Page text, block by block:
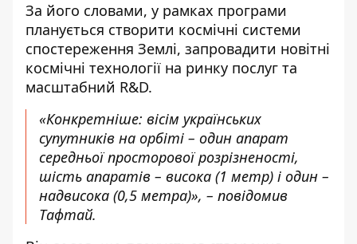
За його словами, у рамках програми
планується створити космічні системи
спостереження Землі, запровадити новітні
космічні технології на ринку послуг та
масштабний R&D.
«Конкретніше: вісім українських
супутників на орбіті – один апарат
середньої просторової розрізненості,
шість апаратів – висока (1 метр) і один –
надвисока (0,5 метра)», – повідомив
Тафтай.